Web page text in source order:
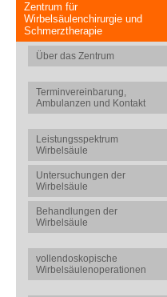
Zentrum für
Wirbelsäulenchirurgie und
Schmerztherapie
Über das Zentrum
Terminvereinbarung,
Ambulanzen und Kontakt
Leistungsspektrum
Wirbelsäule
Untersuchungen der
Wirbelsäule
Behandlungen der
Wirbelsäule
vollendoskopische
Wirbelsäulenoperationen